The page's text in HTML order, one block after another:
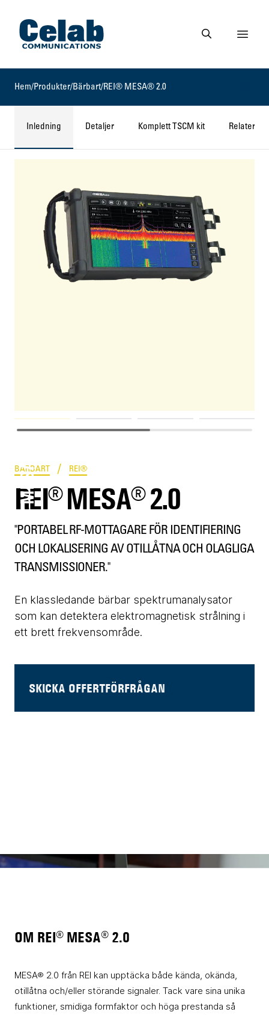
Gå till startsidan
Gå till söksidan
Visa
Hem/Produkter/Bärbart/REI® MESA® 2.0
Inledning Detaljer Komplett TSCM kit
BÄRBART / REI®
REI® MESA® 2.0
"PORTABEL RF-MOTTAGARE FÖR IDENTIFIERING
OCH LOKALISERING AV OTILLÅTNA OCH OLAGLIGA
TRANSMISSIONER."
En klassledande bärbar spektrumanalysator
som kan detektera elektromagnetisk strålning i
ett brett frekvensområde.
SKICKA OFFERTFÖRFRÅGAN
MESA® 2.0
OM REI® MESA® 2.0
MESA® 2.0 från REI kan upptäcka både kända, okända,
otillåtna och/eller störande signaler. Tack vare sina unika
funktioner, smidiga formfaktor och höga prestanda så